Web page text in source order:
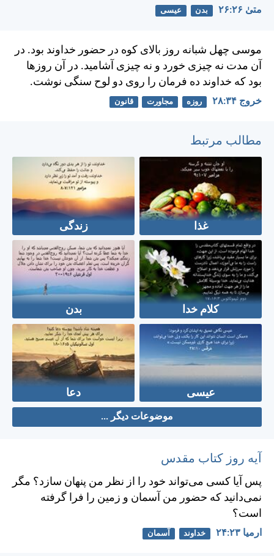
متی‌ٰ ۲۶:‏۲۶ بدن عیسی
موسی چهل شبانه روز بالای كوه در حضور خداوند بود. در
آن مدت نه چيزی خورد و نه چيزی آشاميد. در آن روزها
بود كه خداوند ده فرمان را روی دو لوح سنگی نوشت.
خروج ۳۴:‏۲۸ روزه مجاورت قانون
مطالب مرتبط
غذا زندگی
کلام خدا بدن
عیسی دعا
موضوعات دیگر ...
آیه روز کتاب مقدس
پس آيا كسی می‌تواند خود را از نظر من پنهان سازد؟ مگر
نمی‌دانيد كه حضور من آسمان و زمين را فرا گرفته
است؟
ارميا ۲۳:‏۲۴ خداوند آسمان